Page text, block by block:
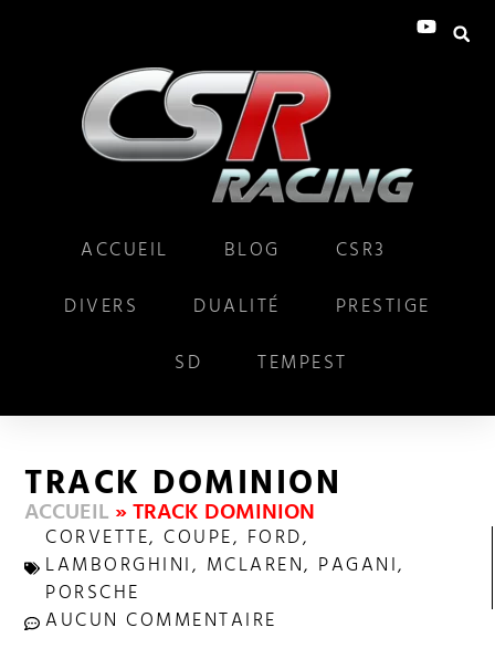
ACCUEIL BLOG
CSR3
DIVERS
DUALITÉ
PRESTIGE
SD
TEMPEST
TRACK DOMINION
ACCUEIL»TRACK DOMINION
CORVETTE,COUPE, FORD,
LAMBORGHINI, MCLAREN, PAGANI,
PORSCHE
AUCUN COMMENTAIRE